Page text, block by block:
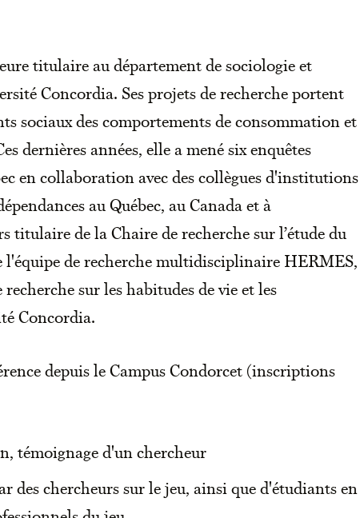
titulaire au département de sociologie et
Concordia. Ses projets de recherche portent
sociaux des comportements de consommation et
dernières années, elle a mené six enquêtes
en collaboration avec des collègues d'institutions
au Québec, au Canada et à
titulaire de la Chaire de recherche sur l’étude du
l'équipe de recherche multidisciplinaire HERMES,
sur les habitudes de vie et les
Concordia.
depuis le Campus Condorcet (inscriptions
témoignage d'un chercheur
des chercheurs sur le jeu, ainsi que d'étudiants en